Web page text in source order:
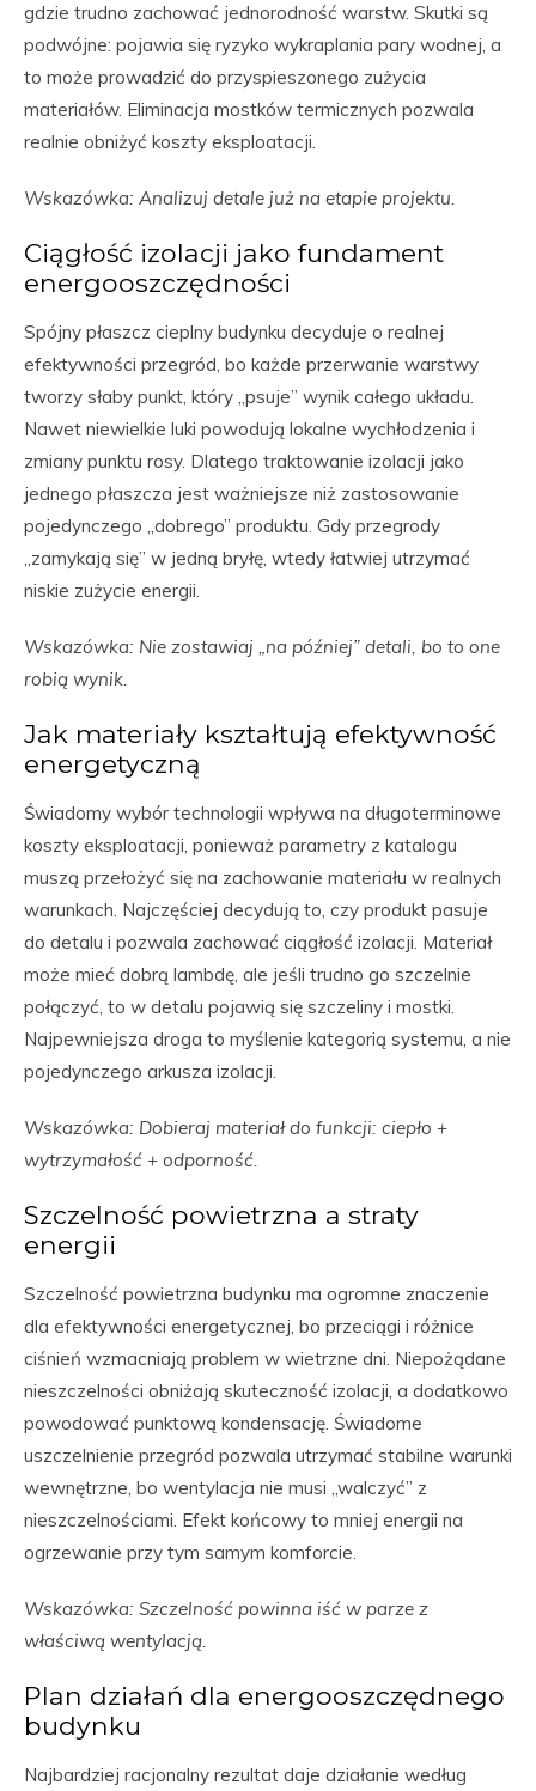
gdzie trudno zachować jednorodność warstw. Skutki są
podwójne: pojawia się ryzyko wykraplania pary wodnej, a
to może prowadzić do przyspieszonego zużycia
materiałów. Eliminacja mostków termicznych pozwala
realnie obniżyć koszty eksploatacji.
Wskazówka: Analizuj detale już na etapie projektu.
Ciągłość izolacji jako fundament
energooszczędności
Spójny płaszcz cieplny budynku decyduje o realnej
efektywności przegród, bo każde przerwanie warstwy
tworzy słaby punkt, który „psuje” wynik całego układu.
Nawet niewielkie luki powodują lokalne wychłodzenia i
zmiany punktu rosy. Dlatego traktowanie izolacji jako
jednego płaszcza jest ważniejsze niż zastosowanie
pojedynczego „dobrego” produktu. Gdy przegrody
„zamykają się” w jedną bryłę, wtedy łatwiej utrzymać
niskie zużycie energii.
Wskazówka: Nie zostawiaj „na później” detali, bo to one
robią wynik.
Jak materiały kształtują efektywność
energetyczną
Świadomy wybór technologii wpływa na długoterminowe
koszty eksploatacji, ponieważ parametry z katalogu
muszą przełożyć się na zachowanie materiału w realnych
warunkach. Najczęściej decydują to, czy produkt pasuje
do detalu i pozwala zachować ciągłość izolacji. Materiał
może mieć dobrą lambdę, ale jeśli trudno go szczelnie
połączyć, to w detalu pojawią się szczeliny i mostki.
Najpewniejsza droga to myślenie kategorią systemu, a nie
pojedynczego arkusza izolacji.
Wskazówka: Dobieraj materiał do funkcji: ciepło +
wytrzymałość + odporność.
Szczelność powietrzna a straty
energii
Szczelność powietrzna budynku ma ogromne znaczenie
dla efektywności energetycznej, bo przeciągi i różnice
ciśnień wzmacniają problem w wietrzne dni. Niepożądane
nieszczelności obniżają skuteczność izolacji, a dodatkowo
powodować punktową kondensację. Świadome
uszczelnienie przegród pozwala utrzymać stabilne warunki
wewnętrzne, bo wentylacja nie musi „walczyć” z
nieszczelnościami. Efekt końcowy to mniej energii na
ogrzewanie przy tym samym komforcie.
Wskazówka: Szczelność powinna iść w parze z
właściwą wentylacją.
Plan działań dla energooszczędnego
budynku
Najbardziej racjonalny rezultat daje działanie według